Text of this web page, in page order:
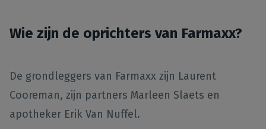
Wie zijn de oprichters van Farmaxx?
De grondleggers van Farmaxx zijn Laurent
Cooreman, zijn partners Marleen Slaets en
apotheker Erik Van Nuffel.